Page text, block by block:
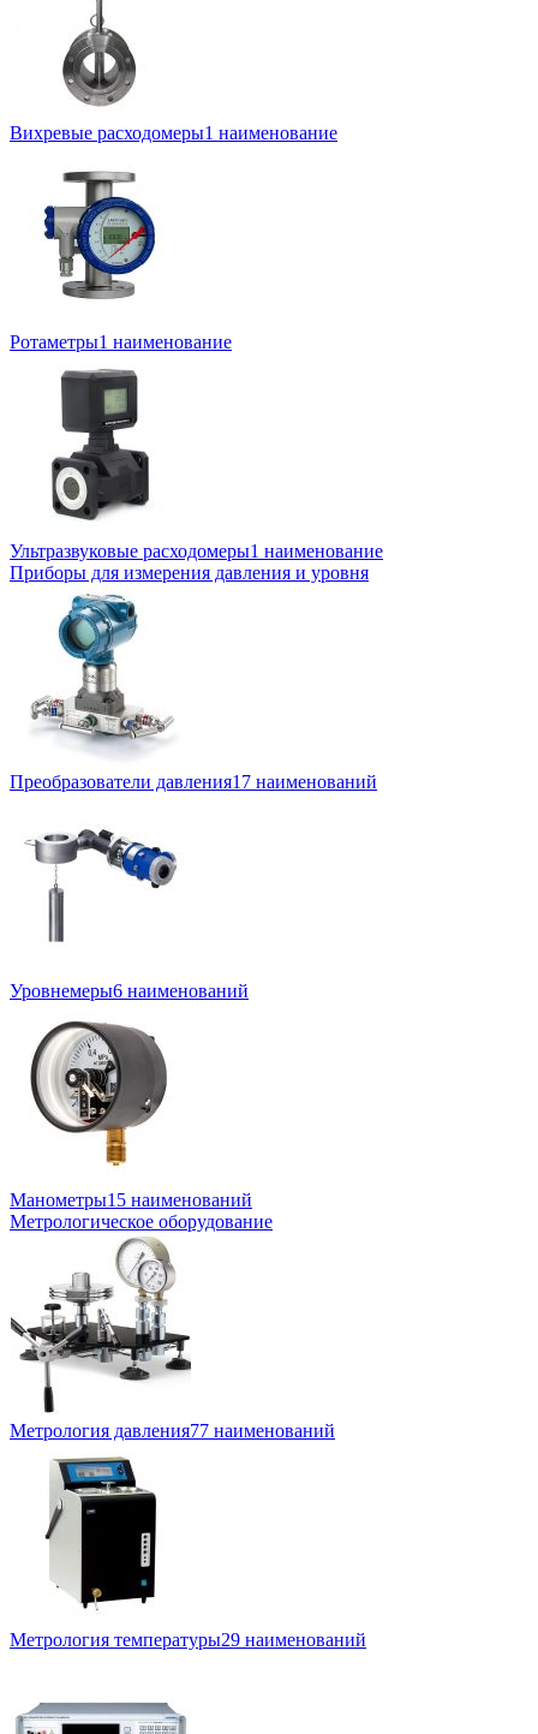
Вихревые расходомеры1 наименование
Ротаметры1 наименование
Ультразвуковые расходомеры1 наименование
Приборы для измерения давления и уровня
Преобразователи давления17 наименований
Уровнемеры6 наименований
Манометры15 наименований
Метрологическое оборудование
Метрология давления77 наименований
Метрология температуры29 наименований